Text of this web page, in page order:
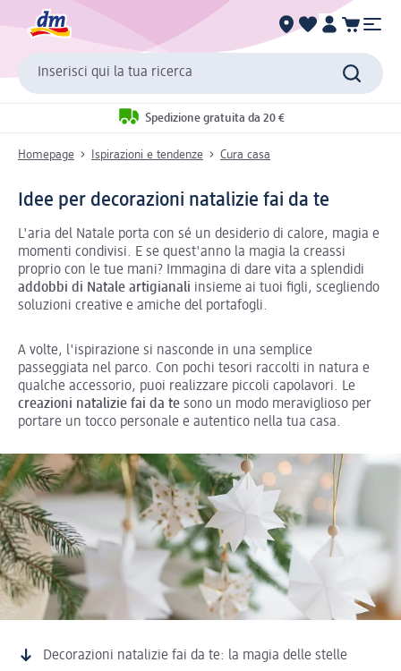
Inserisci qui la tua ricerca
Spedizione gratuita da 20 €
Homepage Ispirazioni e tendenze Cura casa
Idee per decorazioni natalizie fai da te
L'aria del Natale porta con sé un desiderio di calore, magia e
momenti condivisi. E se quest'anno la magia la creassi
proprio con le tue mani? Immagina di dare vita a splendidi
addobbi di Natale artigianali insieme ai tuoi figli, scegliendo
soluzioni creative e amiche del portafogli.
A volte, l'ispirazione si nasconde in una semplice
passeggiata nel parco. Con pochi tesori raccolti in natura e
qualche accessorio, puoi realizzare piccoli capolavori. Le
creazioni natalizie fai da te sono un modo meraviglioso per
portare un tocco personale e autentico nella tua casa.
Decorazioni natalizie fai da te: la magia delle stelle